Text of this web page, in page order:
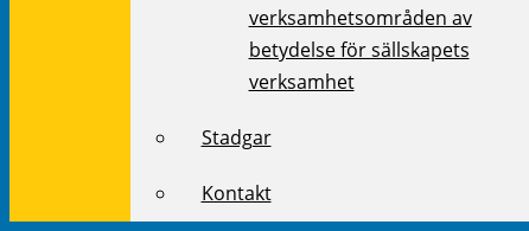
verksamhetsområden av
betydelse för sällskapets
verksamhet
Stadgar
Kontakt